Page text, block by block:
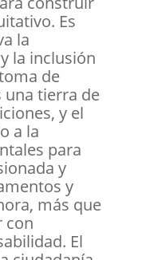
Es
la
la inclusión
de
una tierra de
y el
a la
para
y
y
más que
con
El